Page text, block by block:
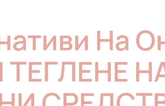
На
ТЕГЛЕНЕ